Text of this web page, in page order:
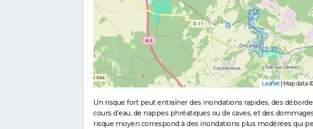
Leaflet |Map data
Un risque fort peut entraîner des inondations rapides, des
cours d’eau, de nappes phréatiques ou de caves, et des
risque moyen correspond à des inondations plus modérées qui